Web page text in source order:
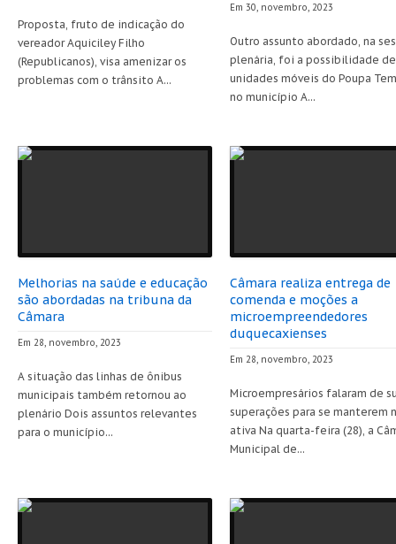
Proposta, fruto de indicação do
vereador Aquiciley Filho
(Republicanos), visa amenizar os
problemas com o trânsito A...
Em 30, novembro, 2023
Outro assunto abordado, na
plenária, foi a possibilidade de
unidades móveis do Poupa
no município A...
Melhorias na saúde e educação
são abordadas na tribuna da
Câmara
Em 28, novembro, 2023
A situação das linhas de ônibus
municipais também retornou ao
plenário Dois assuntos relevantes
para o município...
Câmara realiza entrega de
comenda e moções a
microempreendedores
duquecaxienses
Em 28, novembro, 2023
Microempresários falaram de
superações para se manterem
ativa Na quarta-feira (28), a
Municipal de...